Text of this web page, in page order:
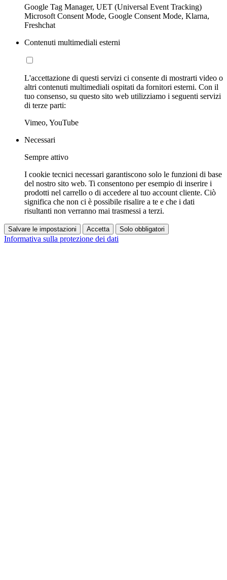
Google Tag Manager, UET (Universal Event Tracking)
Microsoft Consent Mode, Google Consent Mode, Klarna,
Freshchat
Contenuti multimediali esterni
L'accettazione di questi servizi ci consente di mostrarti video o
altri contenuti multimediali ospitati da fornitori esterni. Con il
tuo consenso, su questo sito web utilizziamo i seguenti servizi
di terze parti:
Vimeo, YouTube
Necessari
Sempre attivo
I cookie tecnici necessari garantiscono solo le funzioni di base
del nostro sito web. Ti consentono per esempio di inserire i
prodotti nel carrello o di accedere al tuo account cliente. Ciò
significa che non ci è possibile risalire a te e che i dati
risultanti non verranno mai trasmessi a terzi.
Salvare le impostazioni Accetta Solo obbligatori
Informativa sulla protezione dei dati